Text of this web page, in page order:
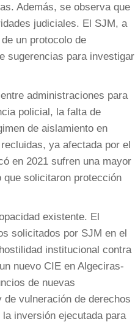
Además, se observa que
judiciales. El SJM, a
un protocolo de
sugerencias para investigar
administraciones para
policial, la falta de
de aislamiento en
ya afectada por el
en 2021 sufren una mayor
solicitaron protección
existente. El
solicitados por SJM en el
institucional contra
nuevo CIE en Algeciras-
de nuevas
vulneración de derechos
inversión ejecutada para